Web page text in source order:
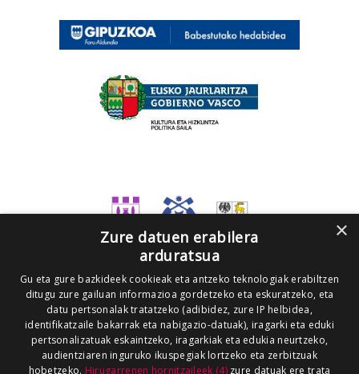
×
Zure datuen erabilera
arduratsua
Gu eta gure bazkideek cookieak eta antzeko teknologiak erabiltzen
ditugu zure gailuan informazioa gordetzeko eta eskuratzeko, eta
datu pertsonalak tratatzeko (adibidez, zure IP helbidea,
identifikatzaile bakarrak eta nabigazio-datuak), iragarki eta eduki
pertsonalizatuak eskaintzeko, iragarkiak eta edukia neurtzeko,
audientziaren inguruko ikuspegiak lortzeko eta zerbitzuak
hobetzeko. Hirugarrenen hornitzaileek (4)zure datuak ere trata